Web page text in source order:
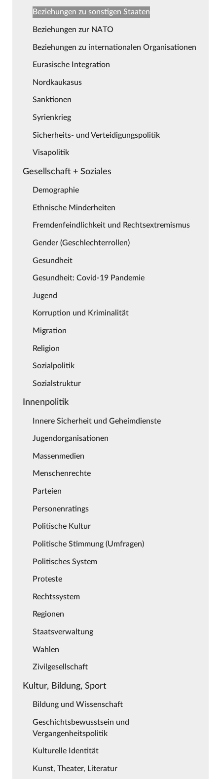
Beziehungen zu sonstigen Staaten
Beziehungen zur NATO
Beziehungen zu internationalen Organisationen
Eurasische Integration
Nordkaukasus
Sanktionen
Syrienkrieg
Sicherheits- und Verteidigungspolitik
Visapolitik
Gesellschaft + Soziales
Demographie
Ethnische Minderheiten
Fremdenfeindlichkeit und Rechtsextremismus
Gender (Geschlechterrollen)
Gesundheit
Gesundheit: Covid-19 Pandemie
Jugend
Korruption und Kriminalität
Migration
Religion
Sozialpolitik
Sozialstruktur
Innenpolitik
Innere Sicherheit und Geheimdienste
Jugendorganisationen
Massenmedien
Menschenrechte
Parteien
Personenratings
Politische Kultur
Politische Stimmung (Umfragen)
Politisches System
Proteste
Rechtssystem
Regionen
Staatsverwaltung
Wahlen
Zivilgesellschaft
Kultur, Bildung, Sport
Bildung und Wissenschaft
Geschichtsbewusstsein und
Vergangenheitspolitik
Kulturelle Identität
Kunst, Theater, Literatur